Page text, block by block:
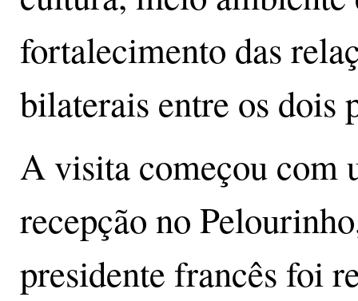
fortalecimento das
bilaterais entre os dois
A visita começou com
recepção no
presidente francês foi